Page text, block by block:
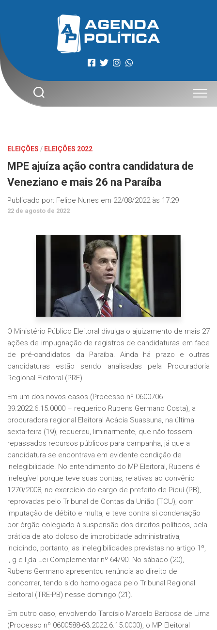
ELEIÇÕES / ELEIÇÕES 2022
MPE ajuíza ação contra candidatura de
Veneziano e mais 26 na Paraíba
Publicado por: Felipe Nunes em 22/08/2022 às 17:29
22 de agosto de 2022
O Ministério Público Eleitoral divulga o ajuizamento de mais 27
ações de impugnação de registros de candidaturas em face
de pré-candidatos da Paraíba. Ainda há prazo e outras
candidaturas estão sendo analisadas pela Procuradoria
Regional Eleitoral (PRE).
Em um dos novos casos (Processo nº 0600706-
39.2022.6.15.0000 – requerido Rubens Germano Costa), a
procuradora regional Eleitoral Acácia Suassuna, na última
sexta-feira (19), requereu, liminarmente, que não fossem
repassados recursos públicos para campanha, já que a
candidatura se encontrava em evidente condição de
inelegibilidade. No entendimento do MP Eleitoral, Rubens é
inelegível porque teve suas contas, relativas ao convênio
1270/2008, no exercício do cargo de prefeito de Picuí (PB),
reprovadas pelo Tribunal de Contas da União (TCU), com
imputação de débito e multa, e teve contra si condenação
por órgão colegiado à suspensão dos direitos políticos, pela
prática de ato doloso de improbidade administrativa,
incidindo, portanto, as inelegibilidades previstas no artigo 1º,
I, g e l ̧da Lei Complementar nº 64/90. No sábado (20),
Rubens Germano apresentou renúncia ao direito de
concorrer, tendo sido homologada pelo Tribunal Regional
Eleitoral (TRE-PB) nesse domingo (21).
Em outro caso, envolvendo Tarcísio Marcelo Barbosa de Lima
(Processo nº 0600588-63.2022.6.15.0000), o MP Eleitoral